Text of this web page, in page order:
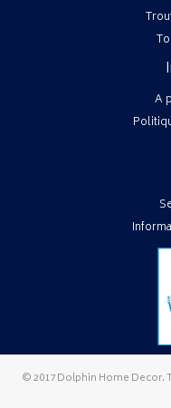
A
© 2017 Dolphin Home Decor.